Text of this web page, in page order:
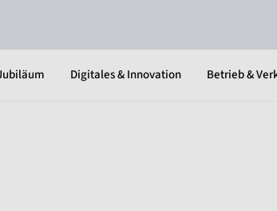
Digitales & Innovation Betrieb &